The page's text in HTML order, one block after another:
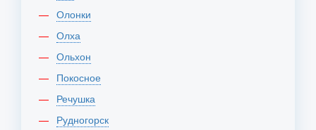
Олонки
Олха
Ольхон
Покосное
Речушка
Рудногорск